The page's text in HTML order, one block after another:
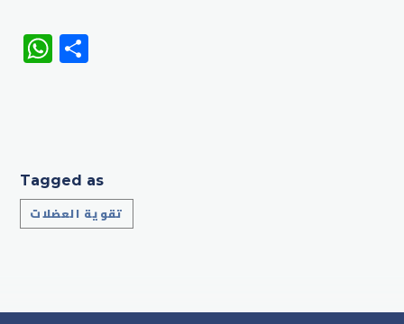
WhatsApp
Tagged as
تقوية العضلات